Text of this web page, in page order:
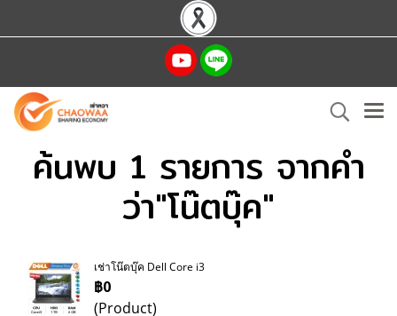
ค้นพบ 1 รายการ จากคำ
ว่า"โน๊ตบุ๊ค"
เช่าโน๊ตบุ๊ค Dell Core i3
฿0
(Product)